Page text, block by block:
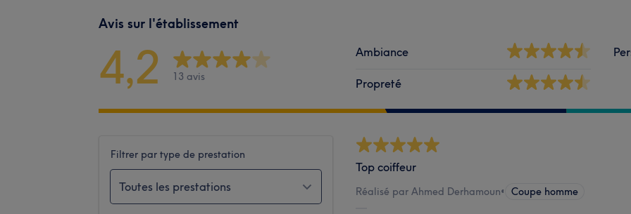
Avis sur l'établissement
4,2 13 avis
Ambiance
Propreté
Filtrer par type de prestation
Toutes les prestations
Top coiffeur
Réalisé par Ahmed Derhamoun• Coupe homme